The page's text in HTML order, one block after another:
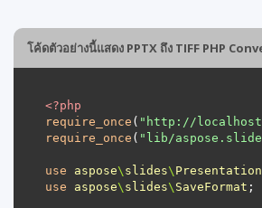
โค้ดตัวอย่างนี้แสดง PPTX ถึง TIFF PHP
<?php
require_once ( "http://
require_once ( "lib/
use aspose\ slides\ Presentation
use
aspose\ slides\ SaveFormat